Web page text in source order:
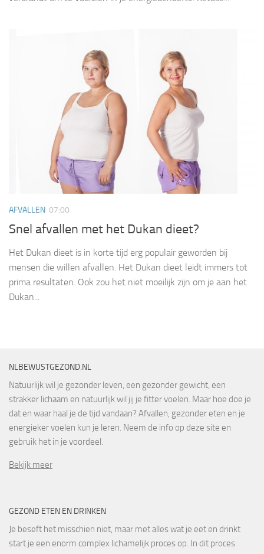
AFVALLEN 07:00
Snel afvallen met het Dukan dieet?
Het Dukan dieet is in korte tijd erg populair geworden bij
mensen die willen afvallen. Het Dukan dieet leidt immers tot
prima resultaten. Ook zou het niet moeilijk zijn om je aan het
Dukan...
NLBEWUSTGEZOND.NL
Natuurlijk wil je gezonder leven, een gezonder gewicht, een
strakker lichaam en natuurlijk wil jij je fitter voelen. Maar hoe doe je
dat en waar haal je de tijd vandaan? Afvallen, gezonder eten en je
energieker voelen kun je leren. Neem de info op deze site en
gebruik het in je voordeel.
Bekijk meer
GEZOND ETEN EN DRINKEN
Je beseft het misschien niet, maar met alles wat je eet en drinkt
start je een enorm complex lichamelijk proces op. In dit proces